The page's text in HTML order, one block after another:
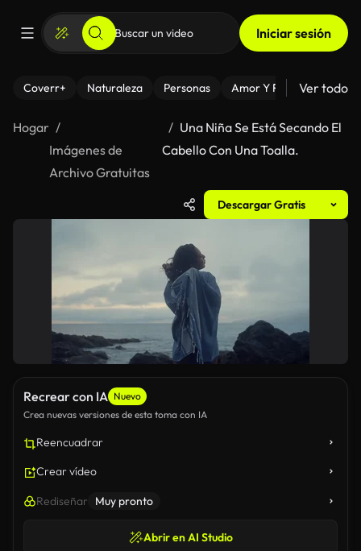
Iniciar sesión
Coverr+ Naturaleza Personas Amor Y Relaciones
Ver todo
Hogar
Imágenes de
Archivo Gratuitas
Una Niña Se Está Secando El
Cabello Con Una Toalla.
Descargar Gratis
Recrear con IA Nuevo
Crea nuevas versiones de esta toma con IA
Reencuadrar
Crear vídeo
Rediseñar Muy pronto
Abrir en AI Studio